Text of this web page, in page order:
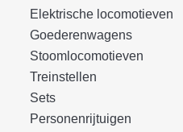
Elektrische locomotieven
Goederenwagens
Stoomlocomotieven
Treinstellen
Sets
Personenrijtuigen